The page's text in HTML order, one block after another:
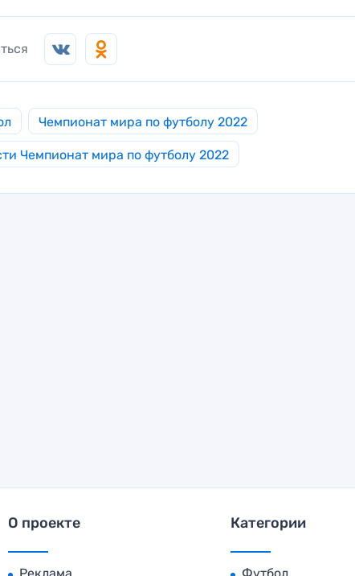
Чемпионат мира по футболу 2022
Чемпионат мира по футболу 2022
О проекте Категории